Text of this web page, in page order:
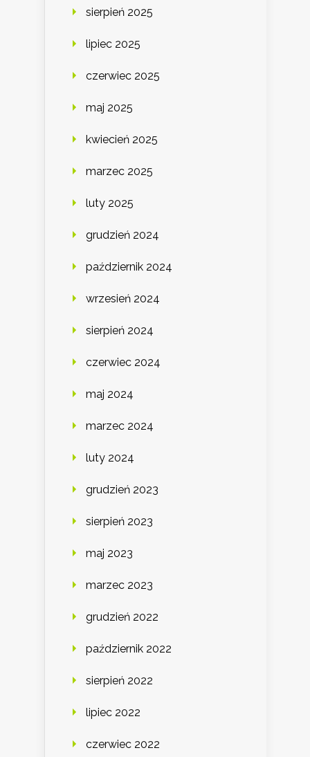
sierpień 2025
lipiec 2025
czerwiec 2025
maj 2025
kwiecień 2025
marzec 2025
luty 2025
grudzień 2024
październik 2024
wrzesień 2024
sierpień 2024
czerwiec 2024
maj 2024
marzec 2024
luty 2024
grudzień 2023
sierpień 2023
maj 2023
marzec 2023
grudzień 2022
październik 2022
sierpień 2022
lipiec 2022
czerwiec 2022